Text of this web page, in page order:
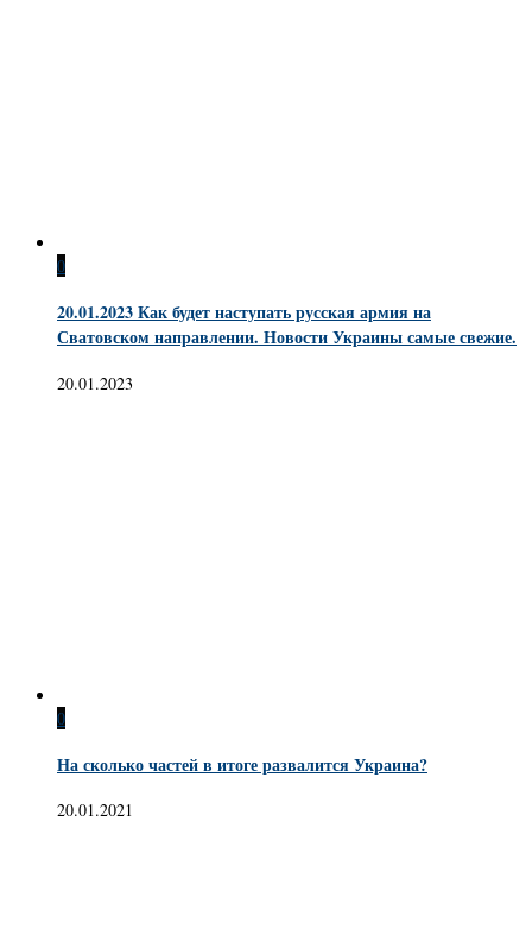
0
20.01.2023 Как будет наступать русская армия на
Сватовском направлении. Новости Украины самые свежие.
20.01.2023
0
На сколько частей в итоге развалится Украина?
20.01.2021